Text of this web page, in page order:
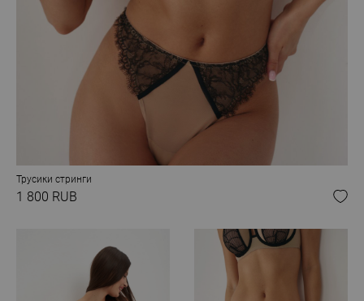
Трусики стринги
1 800 RUB